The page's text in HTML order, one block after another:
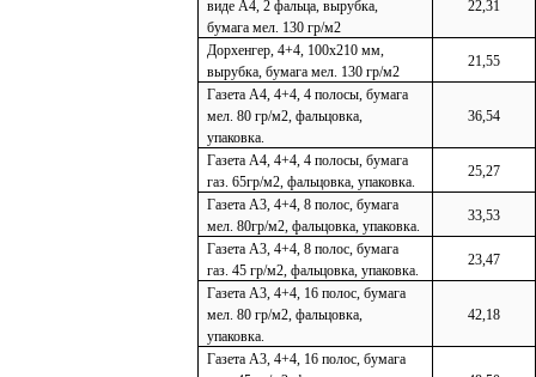
виде А4, 2 фальца, вырубка,
бумага мел. 130 гр/м2
22,31
Дорхенгер, 4+4, 100х210 мм,
вырубка, бумага мел. 130 гр/м2
21,55
Газета А4, 4+4, 4 полосы, бумага
мел. 80 гр/м2, фальцовка,
упаковка.
36,54
Газета А4, 4+4, 4 полосы, бумага
газ. 65гр/м2, фальцовка, упаковка.
25,27
Газета А3, 4+4, 8 полос, бумага
мел. 80гр/м2, фальцовка, упаковка.
33,53
Газета А3, 4+4, 8 полос, бумага
газ. 45 гр/м2, фальцовка, упаковка.
23,47
Газета А3, 4+4, 16 полос, бумага
мел. 80 гр/м2, фальцовка,
упаковка.
42,18
Газета А3, 4+4, 16 полос, бумага